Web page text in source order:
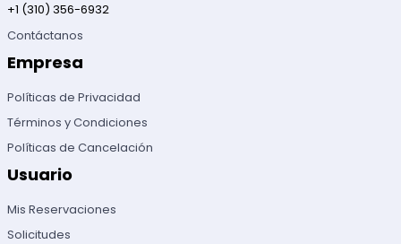
+1 (310) 356-6932
Contáctanos
Empresa
Políticas de Privacidad
Términos y Condiciones
Políticas de Cancelación
Usuario
Mis Reservaciones
Solicitudes